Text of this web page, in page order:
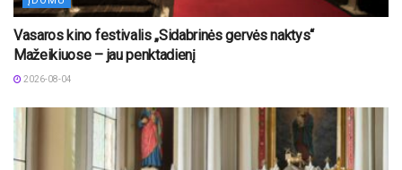
Vasaros kino festivalis „Sidabrinės gervės naktys“
Mažeikiuose – jau penktadienį
2026-08-04